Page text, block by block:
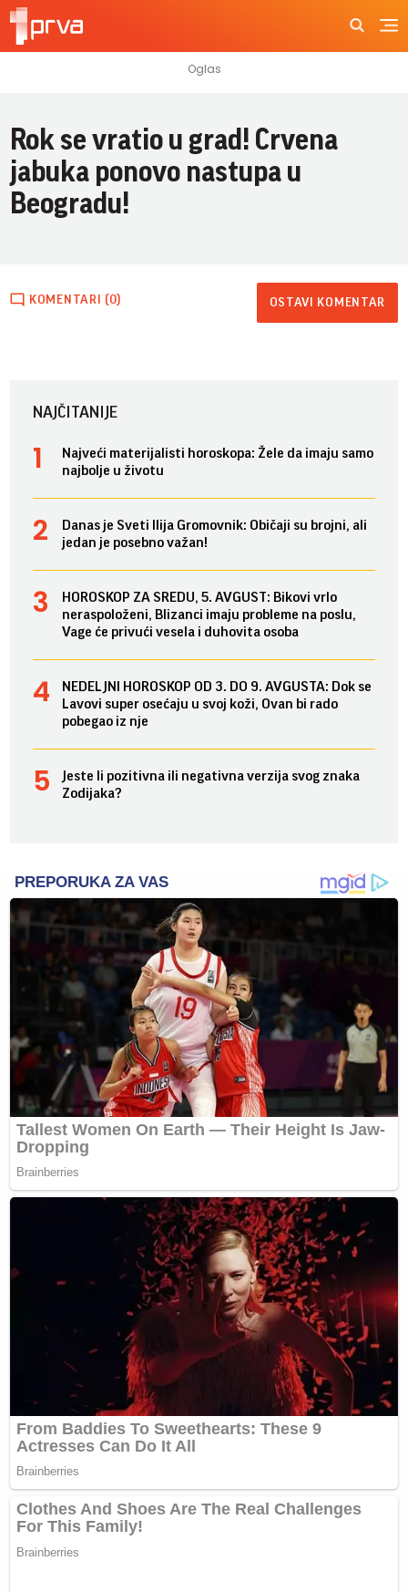
Rok se vratio u grad! Crvena
jabuka ponovo nastupa u
Beogradu!
KOMENTARI (0) OSTAVI KOMENTAR
NAJČITANIJE
Najveći materijalisti horoskopa: Žele da imaju samo
najbolje u životu
Danas je Sveti Ilija Gromovnik: Običaji su brojni, ali
jedan je posebno važan!
HOROSKOP ZA SREDU, 5. AVGUST: Bikovi vrlo
neraspoloženi, Blizanci imaju probleme na poslu,
Vage će privući vesela i duhovita osoba
NEDELJNI HOROSKOP OD 3. DO 9. AVGUSTA: Dok se
Lavovi super osećaju u svoj koži, Ovan bi rado
pobegao iz nje
Jeste li pozitivna ili negativna verzija svog znaka
Zodijaka?